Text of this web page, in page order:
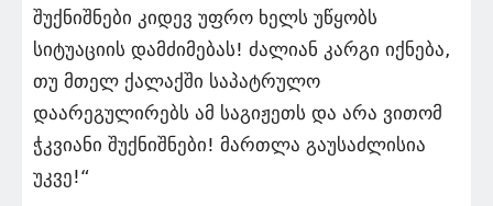
შუქნიშნები კიდევ უფრო ხელს უწყობს
სიტუაციის დამძიმებას! ძალიან კარგი იქნება,
თუ მთელ ქალაქში საპატრულო
დაარეგულირებს ამ საგიჟეთს და არა ვითომ
ჭკვიანი შუქნიშნები! მართლა გაუსაძლისია
უკვე!“